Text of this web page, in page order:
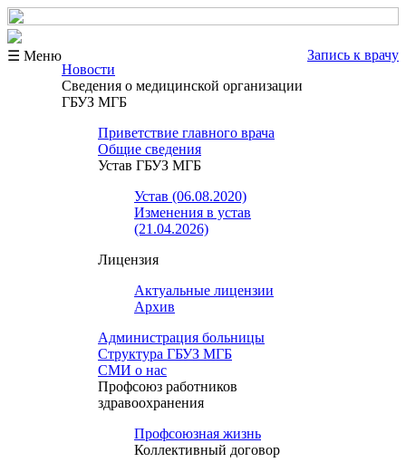
☰ Меню
Запись к врачу
Новости
Сведения о медицинской организации
ГБУЗ МГБ
Приветствие главного врача
Общие сведения
Устав ГБУЗ МГБ
Устав (06.08.2020)
Изменения в устав
(21.04.2026)
Лицензия
Актуальные лицензии
Архив
Администрация больницы
Структура ГБУЗ МГБ
СМИ о нас
Профсоюз работников
здравоохранения
Профсоюзная жизнь
Коллективный договор